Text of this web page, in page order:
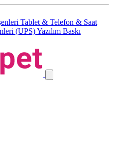
Tablet & Telefon & Saat
(UPS)Yazılım Baskı